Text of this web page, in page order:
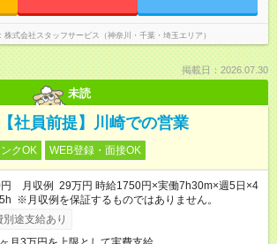
株式会社スタッフサービス（神奈川・千葉・埼玉エリア）
掲載日：2026.07.30
未読
社員前提】川崎での営業
クOK WEB登録・面接OK
月収例 29万円 時給1750円×実働7h30m×週5日×4
※月収例を保証するものではありません。
別途支給あり